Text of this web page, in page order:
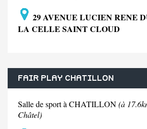
29 AVENUE LUCIEN RENE
LA CELLE SAINT CLOUD
FAIR PLAY CHATILLON
Salle de sport à CHATILLON(à
Châtel)